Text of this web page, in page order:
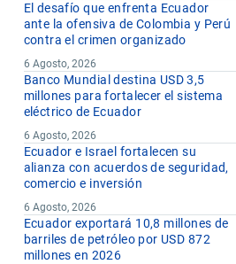
El desafío que enfrenta Ecuador
ante la ofensiva de Colombia y Perú
contra el crimen organizado
6 Agosto, 2026
Banco Mundial destina USD 3,5
millones para fortalecer el sistema
eléctrico de Ecuador
6 Agosto, 2026
Ecuador e Israel fortalecen su
alianza con acuerdos de seguridad,
comercio e inversión
6 Agosto, 2026
Ecuador exportará 10,8 millones de
barriles de petróleo por USD 872
millones en 2026